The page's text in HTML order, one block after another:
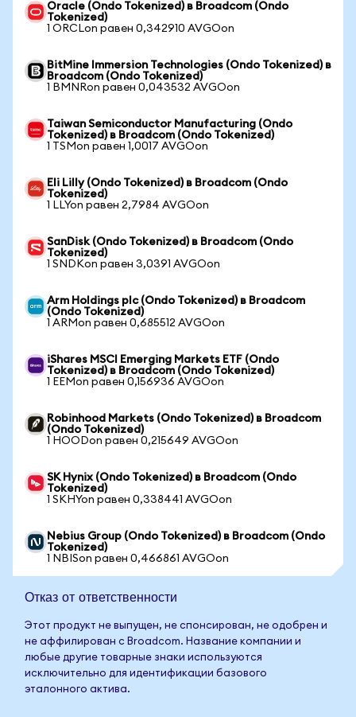
Oracle (Ondo Tokenized) в Broadcom (Ondo
Tokenized)
1 ORCLon равен 0,342910 AVGOon
BitMine Immersion Technologies (Ondo Tokenized) в
Broadcom (Ondo Tokenized)
1 BMNRon равен 0,043532 AVGOon
Taiwan Semiconductor Manufacturing (Ondo
Tokenized) в Broadcom (Ondo Tokenized)
1 TSMon равен 1,0017 AVGOon
Eli Lilly (Ondo Tokenized) в Broadcom (Ondo
Tokenized)
1 LLYon равен 2,7984 AVGOon
SanDisk (Ondo Tokenized) в Broadcom (Ondo
Tokenized)
1 SNDKon равен 3,0391 AVGOon
Arm Holdings plc (Ondo Tokenized) в Broadcom
(Ondo Tokenized)
1 ARMon равен 0,685512 AVGOon
iShares MSCI Emerging Markets ETF (Ondo
Tokenized) в Broadcom (Ondo Tokenized)
1 EEMon равен 0,156936 AVGOon
Robinhood Markets (Ondo Tokenized) в Broadcom
(Ondo Tokenized)
1 HOODon равен 0,215649 AVGOon
SK Hynix (Ondo Tokenized) в Broadcom (Ondo
Tokenized)
1 SKHYon равен 0,338441 AVGOon
Nebius Group (Ondo Tokenized) в Broadcom (Ondo
Tokenized)
1 NBISon равен 0,466861 AVGOon
Отказ от ответственности
Этот продукт не выпущен, не спонсирован, не одобрен и
не аффилирован с Broadcom. Название компании и
любые другие товарные знаки используются
исключительно для идентификации базового
эталонного актива.